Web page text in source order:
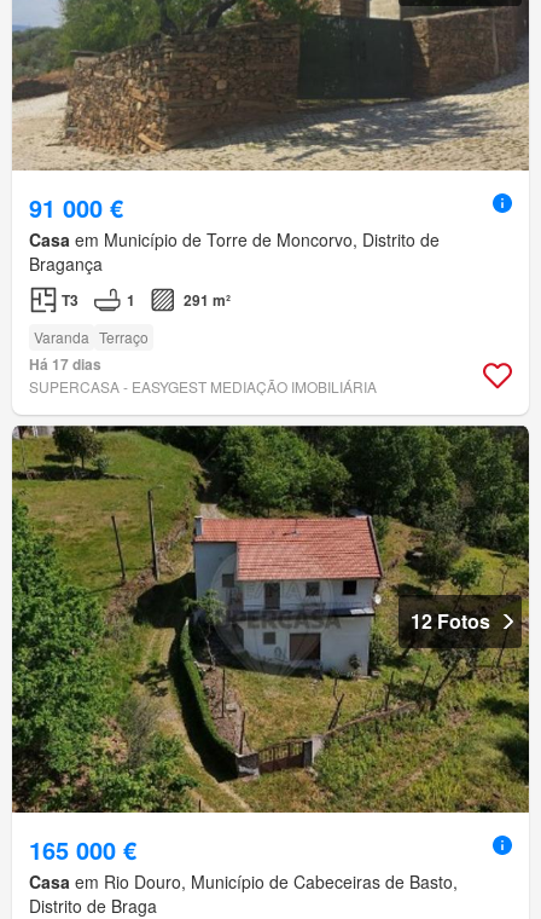
91 000 €
Casa em Município de Torre de Moncorvo, Distrito de
Bragança
T3 1 291 m²
Varanda Terraço
Há 17 dias
SUPERCASA - EASYGEST MEDIAÇÃO IMOBILIÁRIA
12 Fotos
165 000 €
Casa em Rio Douro, Município de Cabeceiras de Basto,
Distrito de Braga